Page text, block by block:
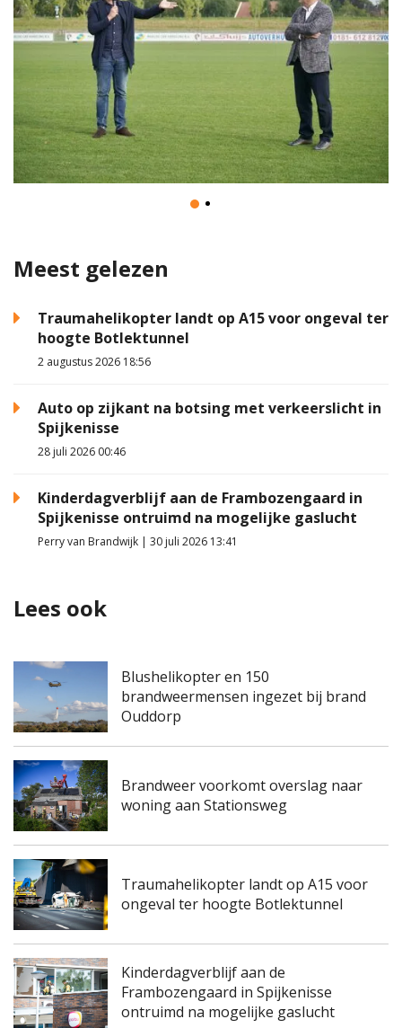
Meest gelezen
Traumahelikopter landt op A15 voor ongeval ter
hoogte Botlektunnel
2 augustus 2026 18:56
Auto op zijkant na botsing met verkeerslicht in
Spijkenisse
28 juli 2026 00:46
Kinderdagverblijf aan de Frambozengaard in
Spijkenisse ontruimd na mogelijke gaslucht
Perry van Brandwijk | 30 juli 2026 13:41
Lees ook
Blushelikopter en 150
brandweermensen ingezet bij brand
Ouddorp
Brandweer voorkomt overslag naar
woning aan Stationsweg
Traumahelikopter landt op A15 voor
ongeval ter hoogte Botlektunnel
Kinderdagverblijf aan de
Frambozengaard in Spijkenisse
ontruimd na mogelijke gaslucht